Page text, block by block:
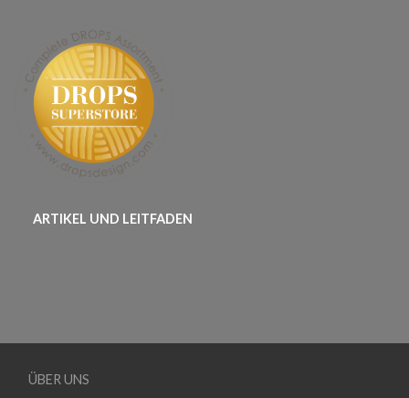
ARTIKEL UND LEITFADEN
ÜBER UNS